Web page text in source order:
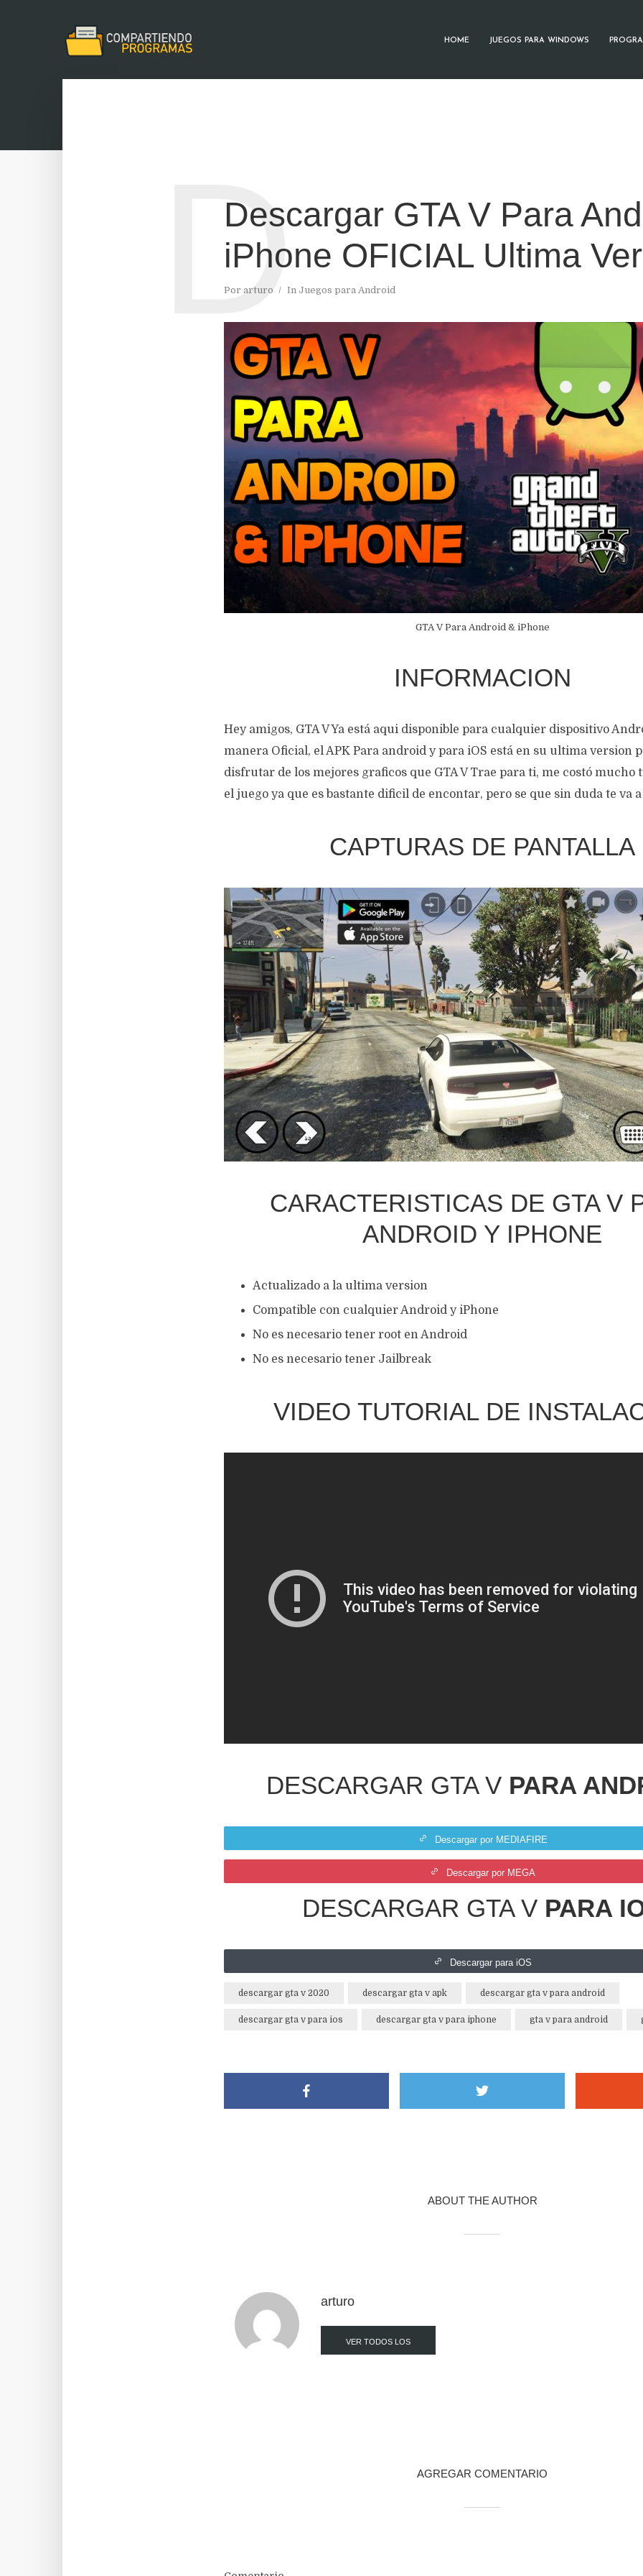
HOME JUEGOS PARA WINDOWS
Descargar GTA V Para
iPhone OFICIAL Ultima
Por arturo In Juegos para Android
D
GTA V Para Android & iPhone
INFORMACION
Hey amigos, GTA V Ya está aqui disponible para cualquier dispositivo
manera Oficial, el APK Para android y para iOS está en su ultima version
disfrutar de los mejores graficos que GTA V Trae para ti, me costó mucho
el juego ya que es bastante dificil de encontar, pero se que sin duda te va
CAPTURAS DE PANTALLA
CARACTERISTICAS DE GTA V
ANDROID Y IPHONE
Actualizado a la ultima version
Compatible con cualquier Android y iPhone
No es necesario tener root en Android
No es necesario tener Jailbreak
VIDEO TUTORIAL DE
DESCARGAR GTA V PARA
Descargar por MEDIAFIRE
Descargar por MEGA
DESCARGAR GTA V PARA
Descargar para iOS
descargar gta v 2020 descargar gta v apk descargar gta v para android
descargar gta v para ios descargar gta v para iphone gta v para android
ABOUT THE AUTHOR
arturo
VER TODOS LOS
AGREGAR COMENTARIO